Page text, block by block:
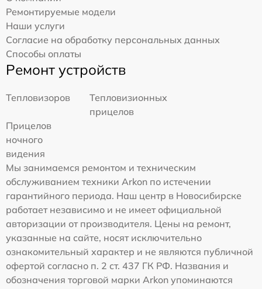
Ремонтируемые модели
Наши услуги
Согласие на обработку персональных данных
Способы оплаты
Ремонт устройств
Тепловизоров
Тепловизионных
прицелов
Прицелов
ночного
видения
Мы занимаемся ремонтом и техническим
обслуживанием техники Arkon по истечении
гарантийного периода. Наш центр в Новосибирске
работает независимо и не имеет официальной
авторизации от производителя. Цены на ремонт,
указанные на сайте, носят исключительно
ознакомительный характер и не являются публичной
офертой согласно п. 2 ст. 437 ГК РФ. Названия и
обозначения торговой марки Arkon упоминаются